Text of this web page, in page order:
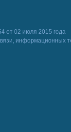
от 02 июля 2015 года
информационных